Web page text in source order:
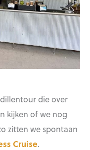
die over
kijken of we nog
zitten we spontaan
Cruise.